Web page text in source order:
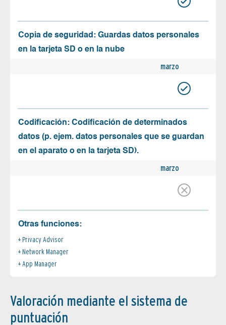
Copia de seguridad: Guardas datos personales
en la tarjeta SD o en la nube
marzo
Codificación: Codificación de determinados
datos (p. ejem. datos personales que se guardan
en el aparato o en la tarjeta SD).
marzo
Otras funciones:
Privacy Advisor
Network Manager
App Manager
Valoración mediante el sistema de
puntuación